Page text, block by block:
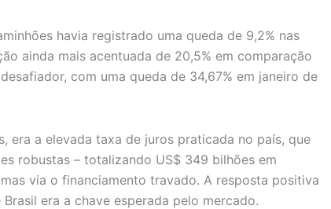
havia registrado uma queda de 9,2% nas
ainda mais acentuada de 20,5% em comparação
com uma queda de 34,67% em janeiro de
era a elevada taxa de juros praticada no país, que
robustas – totalizando US$ 349 bilhões em
via o financiamento travado. A resposta positiva
era a chave esperada pelo mercado.